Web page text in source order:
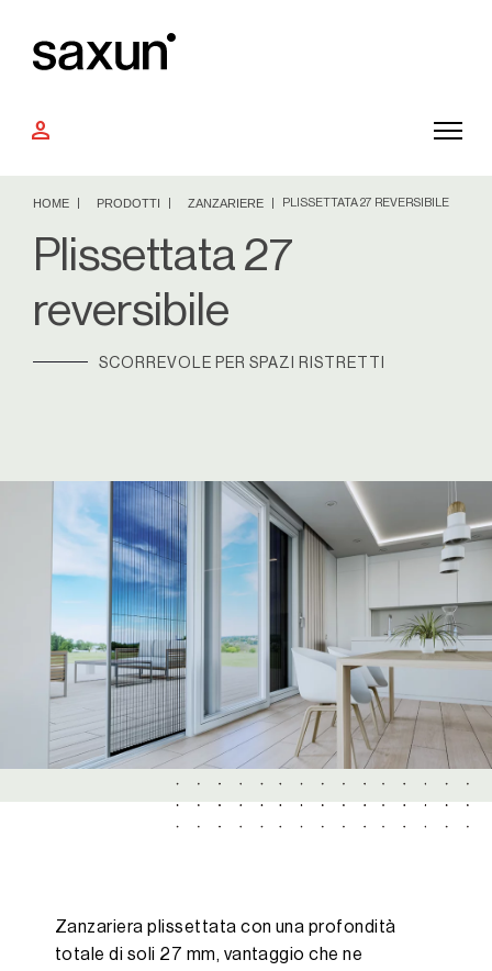
person
HOME PRODOTTI ZANZARIERE PLISSETTATA 27 REVERSIBILE
Plissettata 27
reversibile
SCORREVOLE PER SPAZI RISTRETTI
Zanzariera plissettata con una profondità
totale di soli 27 mm, vantaggio che ne